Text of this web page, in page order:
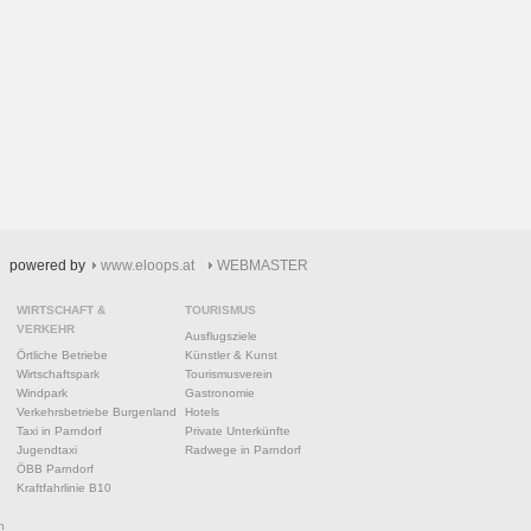
powered by www.eloops.at WEBMASTER
WIRTSCHAFT &
VERKEHR
Örtliche Betriebe
Wirtschaftspark
Windpark
Verkehrsbetriebe Burgenland
Taxi in Parndorf
Jugendtaxi
ÖBB Parndorf
Kraftfahrlinie B10
TOURISMUS
Ausflugsziele
Künstler & Kunst
Tourismusverein
Gastronomie
Hotels
Private Unterkünfte
Radwege in Parndorf